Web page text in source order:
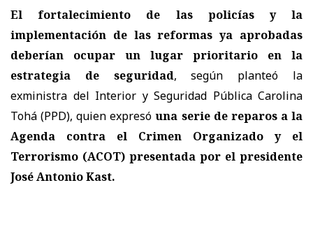
El fortalecimiento de las policías y la
implementación de las reformas ya aprobadas
deberían ocupar un lugar prioritario en la
estrategia de seguridad, según planteó la
exministra del Interior y Seguridad Pública Carolina
Tohá (PPD), quien expresóuna serie de reparos a la
Agenda contra el Crimen Organizado y el
Terrorismo (ACOT) presentada por el presidente
José Antonio Kast.